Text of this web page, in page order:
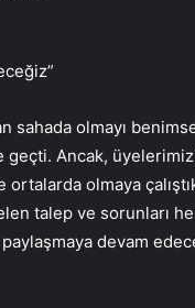
sahada olmayı
geçti. Ancak,
olmaya
talep ve sorunları
devam